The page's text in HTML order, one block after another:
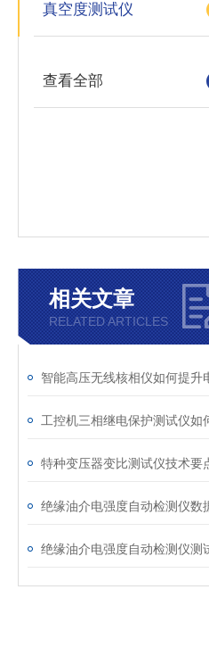
真空度测试仪
查看全部
相关文章
RELATED ARTICLES